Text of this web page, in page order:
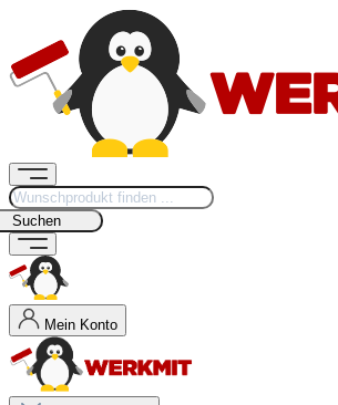
Suchen
Mein Konto